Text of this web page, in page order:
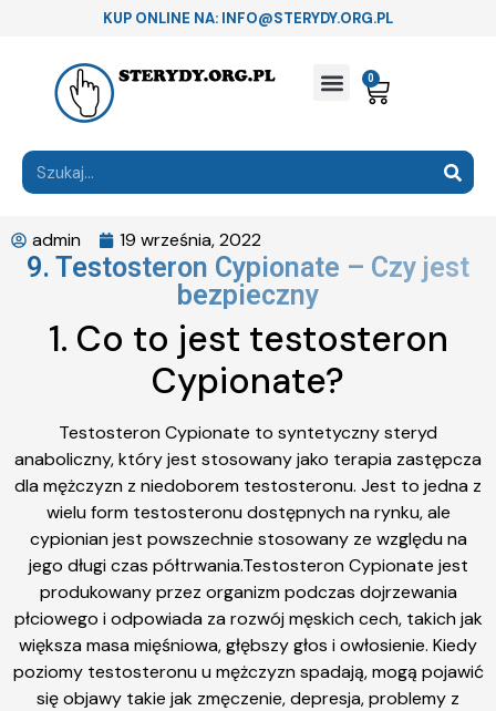
KUP ONLINE NA: INFO@STERYDY.ORG.PL
0
admin 19 września, 2022
9. Testosteron Cypionate – Czy jest
bezpieczny
1. Co to jest testosteron
Cypionate?
Testosteron Cypionate to syntetyczny steryd
anaboliczny, który jest stosowany jako terapia zastępcza
dla mężczyzn z niedoborem testosteronu. Jest to jedna z
wielu form testosteronu dostępnych na rynku, ale
cypionian jest powszechnie stosowany ze względu na
jego długi czas półtrwania.Testosteron Cypionate jest
produkowany przez organizm podczas dojrzewania
płciowego i odpowiada za rozwój męskich cech, takich jak
większa masa mięśniowa, głębszy głos i owłosienie. Kiedy
poziomy testosteronu u mężczyzn spadają, mogą pojawić
się objawy takie jak zmęczenie, depresja, problemy z